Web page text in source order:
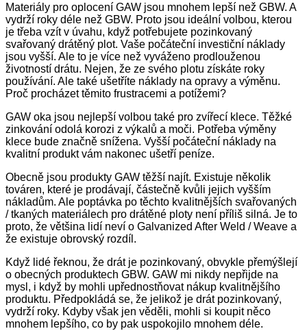
Materiály pro oplocení GAW jsou mnohem lepší než GBW. A
vydrží roky déle než GBW. Proto jsou ideální volbou, kterou
je třeba vzít v úvahu, když potřebujete pozinkovaný
svařovaný drátěný plot. Vaše počáteční investiční náklady
jsou vyšší. Ale to je více než vyváženo prodlouženou
životností drátu. Nejen, že ze svého plotu získáte roky
používání. Ale také ušetříte náklady na opravy a výměnu.
Proč procházet těmito frustracemi a potížemi?
GAW oka jsou nejlepší volbou také pro zvířecí klece. Těžké
zinkování odolá korozi z výkalů a moči. Potřeba výměny
klece bude značně snížena. Vyšší počáteční náklady na
kvalitní produkt vám nakonec ušetří peníze.
Obecně jsou produkty GAW těžší najít. Existuje několik
továren, které je prodávají, částečně kvůli jejich vyšším
nákladům. Ale poptávka po těchto kvalitnějších svařovaných
/ tkaných materiálech pro drátěné ploty není příliš silná. Je to
proto, že většina lidí neví o Galvanized After Weld / Weave a
že existuje obrovský rozdíl.
Když lidé řeknou, že drát je pozinkovaný, obvykle přemýšlejí
o obecných produktech GBW. GAW mi nikdy nepřijde na
mysl, i když by mohli upřednostňovat nákup kvalitnějšího
produktu. Předpokládá se, že jelikož je drát pozinkovaný,
vydrží roky. Kdyby však jen věděli, mohli si koupit něco
mnohem lepšího, co by pak uspokojilo mnohem déle.